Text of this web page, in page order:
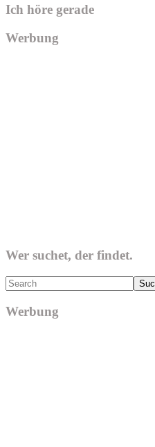
Ich höre gerade
Werbung
Wer suchet, der findet.
Search
Werbung